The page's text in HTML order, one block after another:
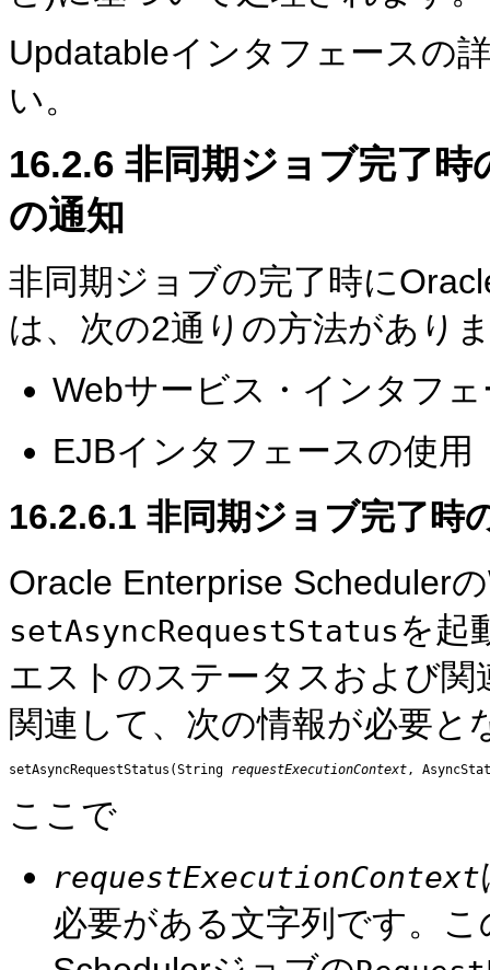
Updatableインタフェースの
い。
16.2.6 非同期ジョブ完了
の通知
非同期ジョブの完了時に
は、次の2通りの方法があり
Webサービス・インタフ
EJBインタフェースの使用
16.2.6.1 非同期ジョブ完了時
Oracle Enterprise Scheduler
setAsyncRequestStatusを起
エストのステータスおよび
関連して、次の情報が必要と
setAsyncRequestStatus(String requestExecutionContext,
ここで
requestExecutionContext
必要がある文字列です。